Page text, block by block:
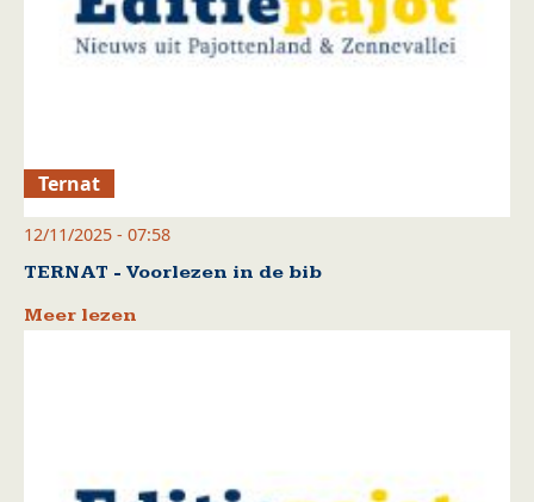
Ternat
12/11/2025 - 07:58
TERNAT - Voorlezen in de bib
Meer lezen